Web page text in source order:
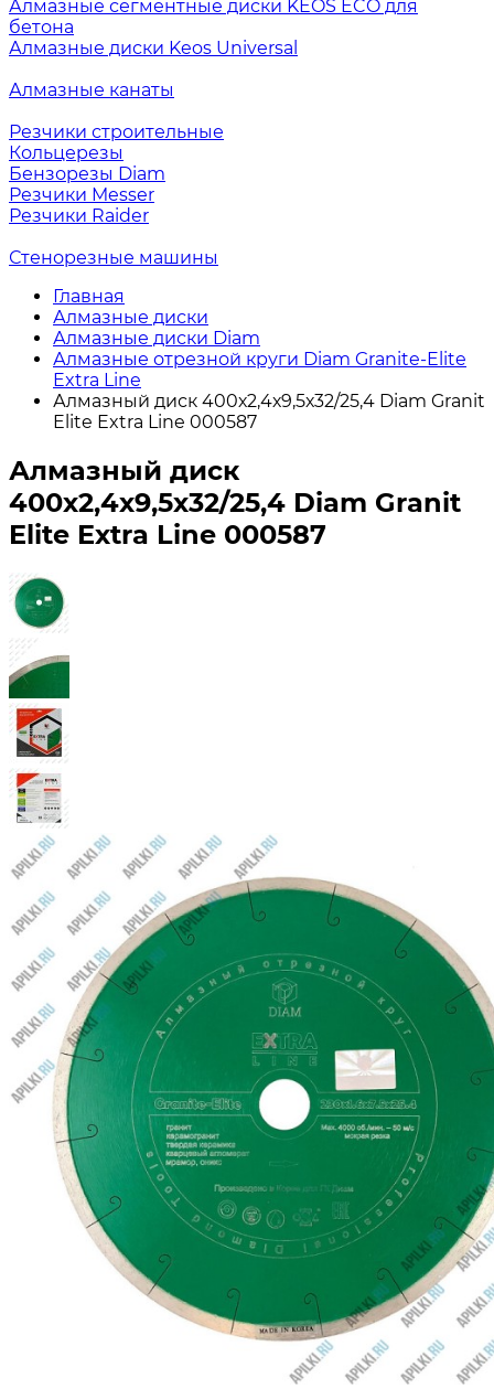
Алмазные сегментные диски KEOS ECO для
бетона
Алмазные диски Keos Universal
Алмазные канаты
Резчики строительные
Кольцерезы
Бензорезы Diam
Резчики Messer
Резчики Raider
Стенорезные машины
Главная
Алмазные диски
Алмазные диски Diam
Алмазные отрезной круги Diam Granite-Elite
Extra Line
Алмазный диск 400х2,4х9,5х32/25,4 Diam Granit
Elite Extra Line 000587
Алмазный диск
400х2,4х9,5х32/25,4 Diam Granit
Elite Extra Line 000587